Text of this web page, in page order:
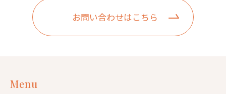
お問い合わせはこちら
Menu